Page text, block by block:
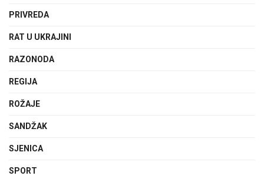
PRIVREDA
RAT U UKRAJINI
RAZONODA
REGIJA
ROŽAJE
SANDŽAK
SJENICA
SPORT